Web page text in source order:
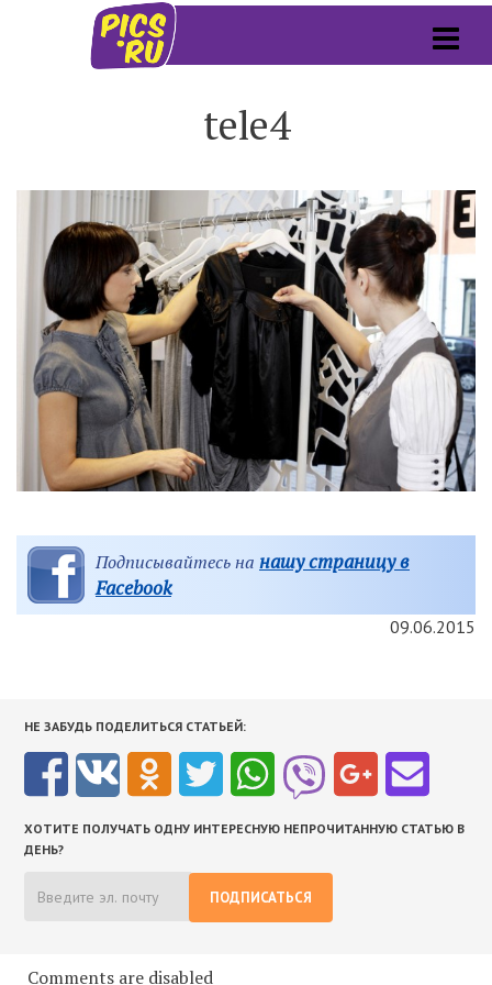
tele4
Подписывайтесь на нашу страницу в
Facebook
09.06.2015
НЕ ЗАБУДЬ ПОДЕЛИТЬСЯ СТАТЬЕЙ:
ХОТИТЕ ПОЛУЧАТЬ ОДНУ ИНТЕРЕСНУЮ НЕПРОЧИТАННУЮ СТАТЬЮ В
ДЕНЬ?
ПОДПИСАТЬСЯ
Comments are disabled